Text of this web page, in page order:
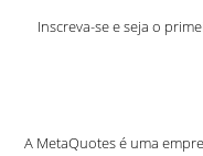
Inscreva-se e seja o
A MetaQuotes é uma